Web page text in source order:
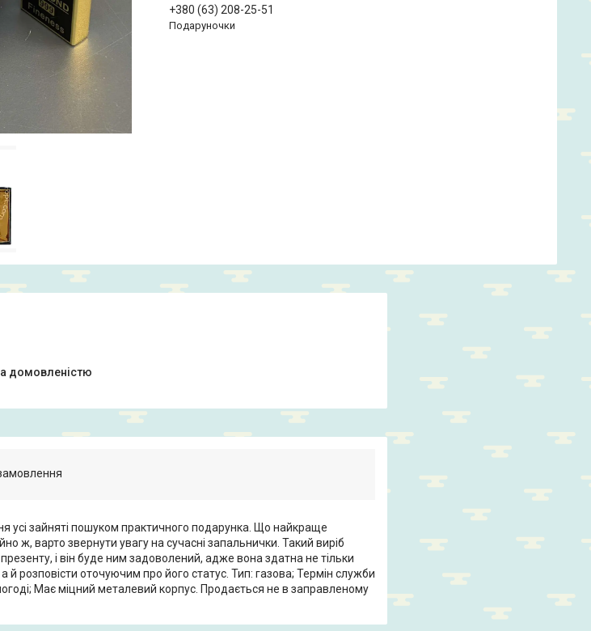
+380 (63) 208-25-51
Подаруночки
домовленістю
усі зайняті пошуком практичного подарунка. Що найкраще
ж, варто звернути увагу на сучасні запальнички. Такий виріб
і він буде ним задоволений, адже вона здатна не тільки
й розповісти оточуючим про його статус. Тип: газова; Термін служби
Має міцний металевий корпус. Продається не в заправленому